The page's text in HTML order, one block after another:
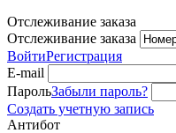
Отслеживание заказа
Отслеживание заказа
ВойтиРегистрация
E-mail
ПарольЗабыли пароль?
Создать учетную запись
Антибот